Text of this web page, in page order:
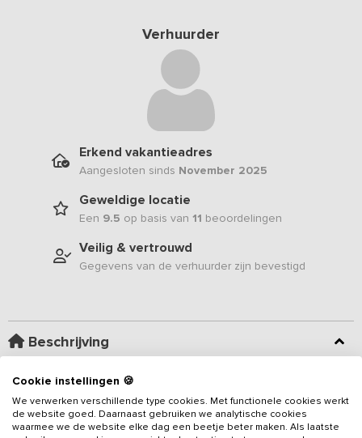
Verhuurder
Erkend vakantieadres
Aangesloten sinds November 2025
Geweldige locatie
Een 9.5 op basis van 11 beoordelingen
Veilig & vertrouwd
Gegevens van de verhuurder zijn bevestigd
Beschrijving
Aan de rand van Friesland en Overijssel, omringd door weilanden
en oude dijken, staat, op een steenworp afstand van het
Kuinderbos, een verbouwde woonboerderij op een kleinschalige
camping. Dit vakantieadres bevindt zich in het achterste gedeelte
Cookie instellingen 🍪
We verwerken verschillende type cookies. Met functionele cookies werkt
de website goed. Daarnaast gebruiken we analytische cookies
waarmee we de website elke dag een beetje beter maken. Als laatste